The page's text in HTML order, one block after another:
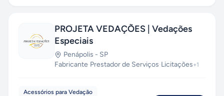
PROJETA VEDAÇÕES | Vedações
Especiais
Penápolis - SP
Fabricante·Prestador de Serviços·Licitações+1
Acessórios para Vedação